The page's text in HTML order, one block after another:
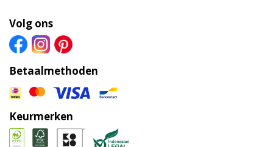
Volg ons
Betaalmethoden
Keurmerken